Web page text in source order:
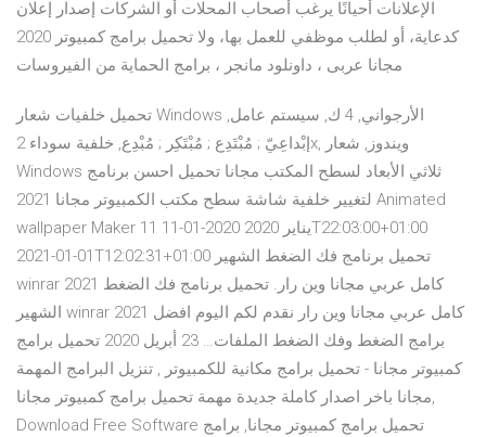
الإعلانات أحيانًا يرغب أصحاب المحلات أو الشركات إصدار إعلان
كدعاية، أو لطلب موظفي للعمل بها، ولا تحميل برامج كمبيوتر 2020
مجانا عربى ، داونلود مانجر ، برامج الحماية من الفيروسات
تحميل خلفيات شعار Windows الأرجواني, 4 ك, سیستم عامل,
إبْداعِيّ ; مُبْتَدِع ; مُبْتَكِر ; مُبْدِع, خلفية سوداء 2x, ويندوز, شعار
Windows ثلاثي الأبعاد لسطح المكتب مجانا تحميل احسن برنامج
لتغيير خلفية شاشة سطح مكتب الكمبيوتر مجانا 2021 Animated
wallpaper Maker 11 يناير 2020 2020-01-11T22:03:00+01:00
2021-01-01T12:02:31+01:00 تحميل برنامج فك الضغط الشهير
winrar 2021 كامل عربي مجانا وين رار. تحميل برنامج فك الضغط
الشهير winrar 2021 كامل عربي مجانا وين رار نقدم لكم اليوم افضل
برامج الضغط وفك الضغط الملفات… 23 أبريل 2020 تحميل برامج
كمبيوتر مجانا - تحميل برامج مكانية للكمبيوتر , تنزيل البرامج المهمة
مجانا باخر اصدار كاملة جديدة مهمة تحميل برامج كمبيوتر مجانا,
Download Free Software تحميل برامج كمبيوتر مجانا, برامج